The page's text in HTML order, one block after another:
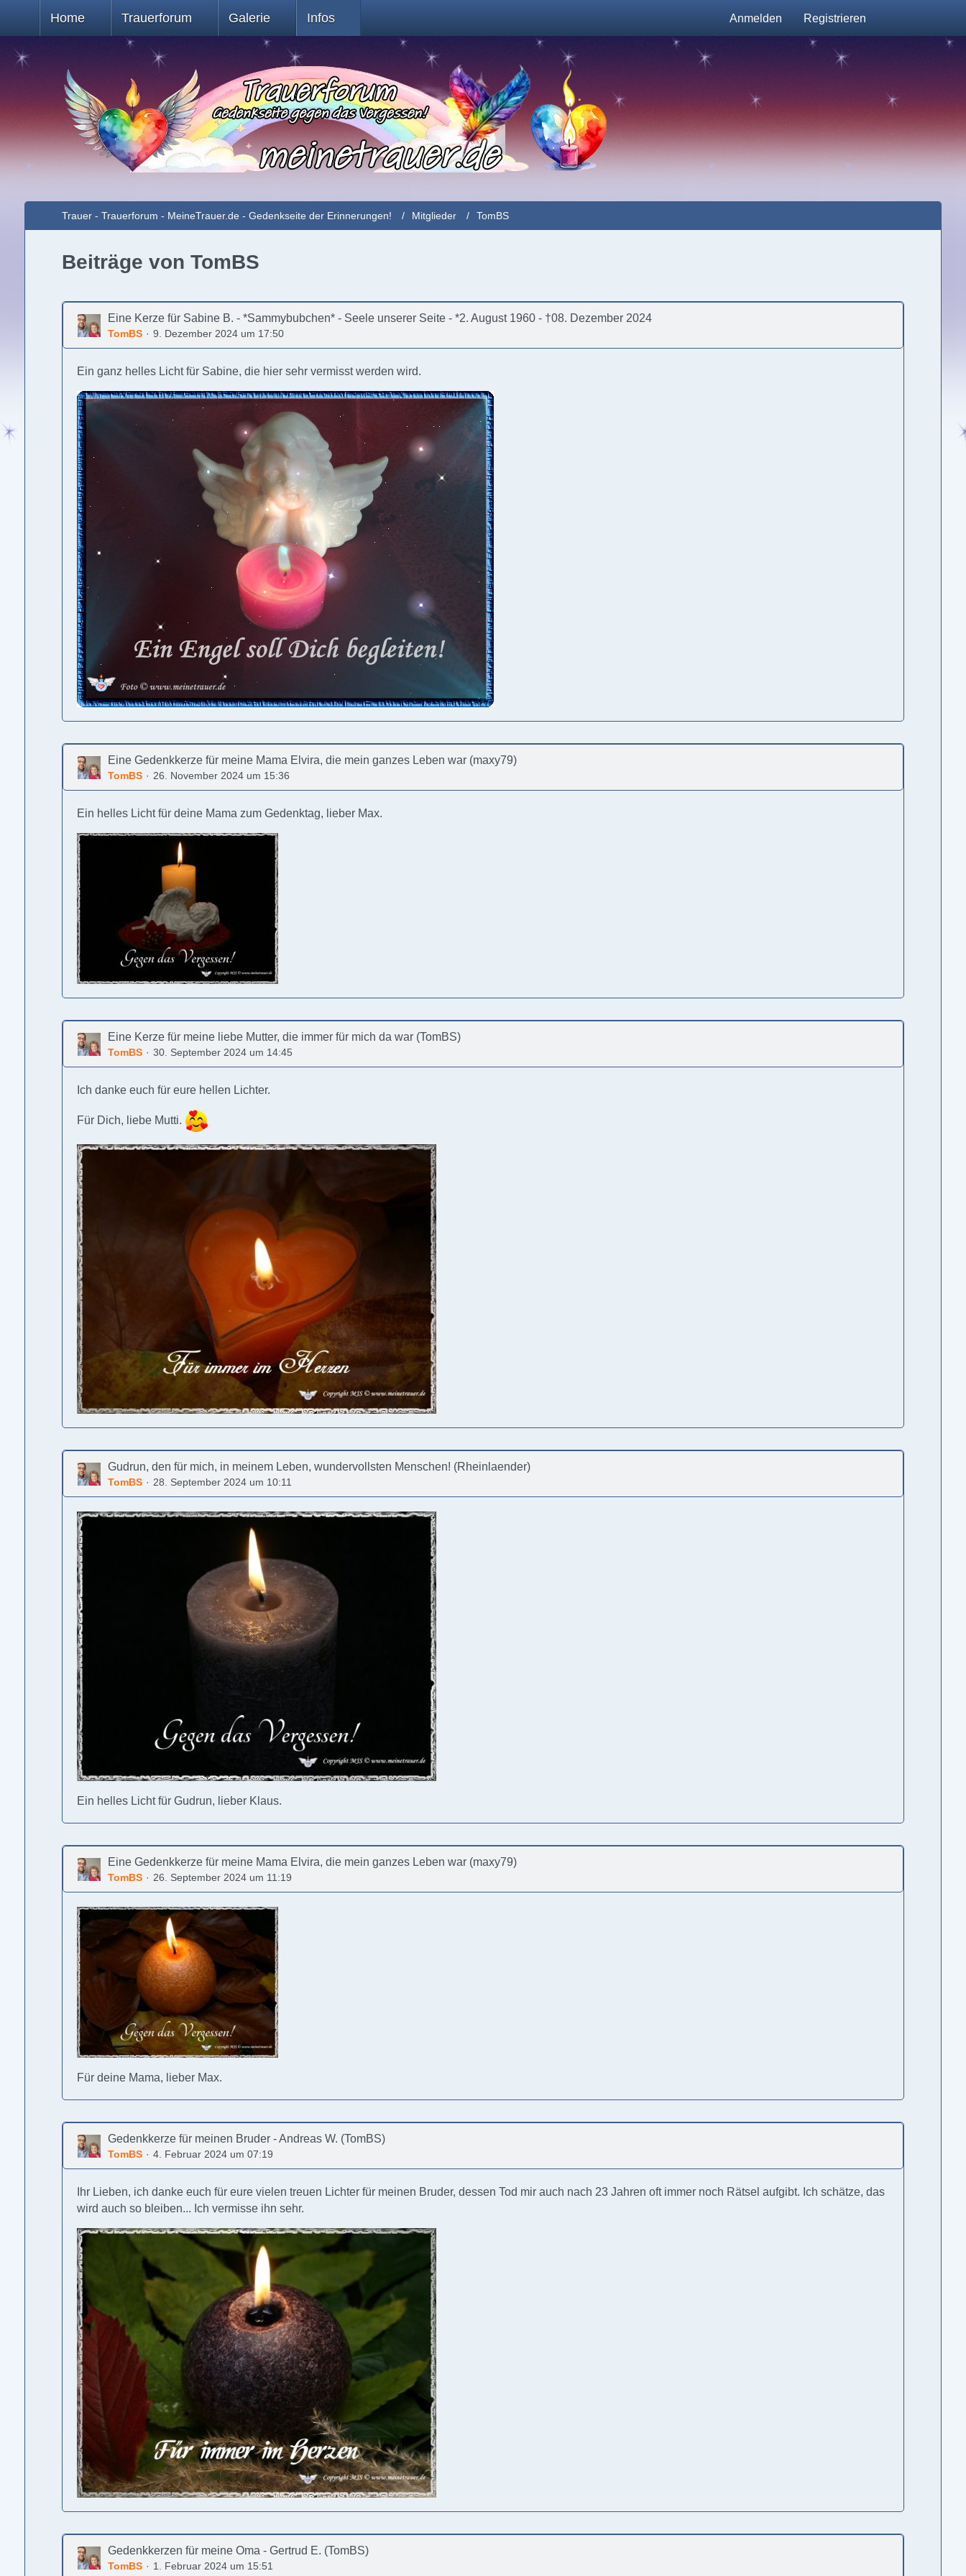
Home Trauerforum Galerie Infos Anmelden Registrieren
Trauer - Trauerforum - MeineTrauer.de - Gedenkseite der Erinnerungen! Mitglieder TomBS
Beiträge von TomBS
Eine Kerze für Sabine B. - *Sammybubchen* - Seele unserer Seite - *2. August 1960 - †08. Dezember 2024
TomBS 9. Dezember 2024 um 17:50
Ein ganz helles Licht für Sabine, die hier sehr vermisst werden wird.
Eine Gedenkkerze für meine Mama Elvira, die mein ganzes Leben war (maxy79)
TomBS 26. November 2024 um 15:36
Ein helles Licht für deine Mama zum Gedenktag, lieber Max.
Eine Kerze für meine liebe Mutter, die immer für mich da war (TomBS)
TomBS 30. September 2024 um 14:45
Ich danke euch für eure hellen Lichter.
Für Dich, liebe Mutti.
Gudrun, den für mich, in meinem Leben, wundervollsten Menschen! (Rheinlaender)
TomBS 28. September 2024 um 10:11
Ein helles Licht für Gudrun, lieber Klaus.
Eine Gedenkkerze für meine Mama Elvira, die mein ganzes Leben war (maxy79)
TomBS 26. September 2024 um 11:19
Für deine Mama, lieber Max.
Gedenkkerze für meinen Bruder - Andreas W. (TomBS)
TomBS 4. Februar 2024 um 07:19
Ihr Lieben, ich danke euch für eure vielen treuen Lichter für meinen Bruder, dessen Tod mir auch nach 23 Jahren oft immer noch Rätsel aufgibt. Ich schätze, das
wird auch so bleiben... Ich vermisse ihn sehr.
Gedenkkerzen für meine Oma - Gertrud E. (TomBS)
TomBS 1. Februar 2024 um 15:51